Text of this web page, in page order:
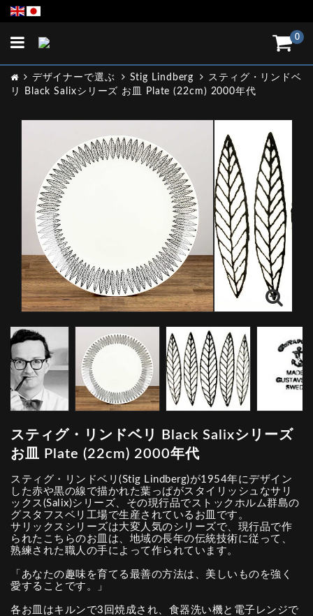
0
Toggle
デザイナーで選ぶ Stig Lindberg
スティグ・リンドベ
リ Black Salixシリーズ お皿 Plate (22cm) 2000年代
スティグ・リンドベリ Black Salixシリーズ
お皿 Plate (22cm) 2000年代
スティグ・リンドベリ(Stig Lindberg)が1954年にデザイン
した赤や黒の線で描かれた葉っぱがスタイリッシュなサリ
ックス(Salix)シリーズ、その現行品でストックホルム群島の
グスタフスベリ工場で生産されているお皿です。
サリックスシリーズは大変人気のシリーズで、現行品で作
られたこちらのお皿は、地域の長年の伝統技術に従って、
熟練された職人の手によって作られています。
「あなたの趣味を育てる最善の方法は、美しいものを強く
愛することです。」
各お皿はキルンで3回焼成され、食器洗い機と電子レンジで